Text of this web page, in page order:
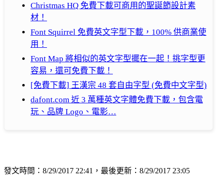
Christmas HQ 免費下載可商用的聖誕節設計素
材！
Font Squirrel 免費英文字型下載，100% 供商業使
用！
Font Map 將相似的英文字型擺在一起！挑字型更
容易，還可免費下載！
[免費下載] 王漢宗 48 套自由字型 (免費中文字型)
dafont.com 近 3 萬種英文字體免費下載，包含電
玩、品牌 Logo、電影…
發文時間：8/29/2017 22:41，最後更新：8/29/2017 23:05